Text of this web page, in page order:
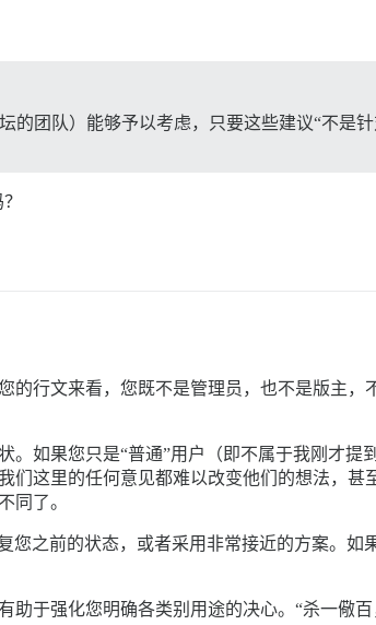
团队）能够予以考虑，只要这些建议“不是
行文来看，您既不是管理员，也不是版主，
如果您只是“普通”用户（即不属于我刚才提
这里的任何意见都难以改变他们的想法，甚
同了。
您之前的状态，或者采用非常接近的方案。如
于强化您明确各类别用途的决心。“杀一儆